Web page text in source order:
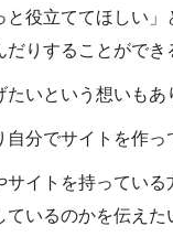
と役立ててほしい
りすることができ
いという想いもあ
分でサイトを作っ
サイトを持ってい
いるのかを伝えた